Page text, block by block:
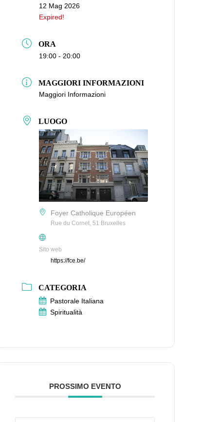
12 Mag 2026
Expired!
ORA
19:00 - 20:00
MAGGIORI INFORMAZIONI
Maggiori Informazioni
LUOGO
Foyer Catholique Européen
Rue du Cornet, 51 Bruxelles
Sito web
https://fce.be/
CATEGORIA
Pastorale Italiana
Spiritualità
PROSSIMO EVENTO